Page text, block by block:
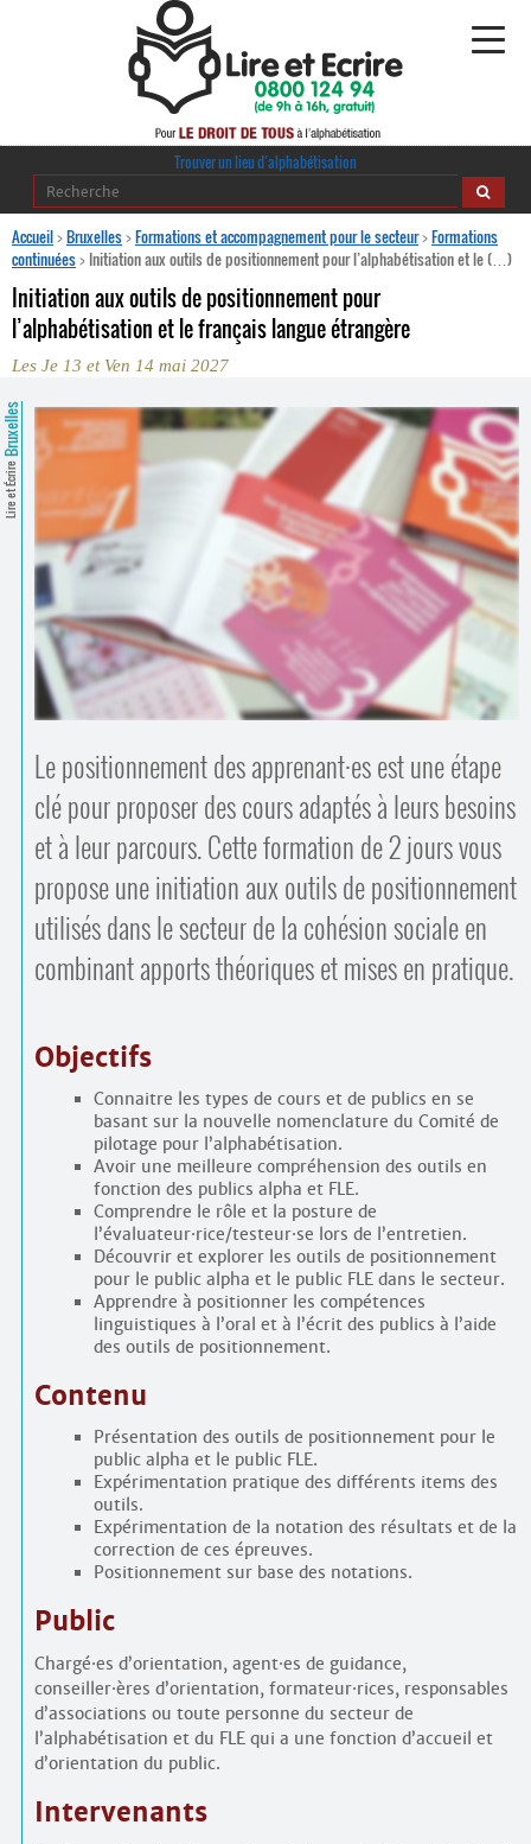
Alphabétisation
·
journaldelalpha.be
Ressources pédagogiques
Comprendre et parler
Bienvenue en Belgique
Espace presse
Contacts
Trouver un lieu d’alphabétisation
Trouver un lieu d’alphabétisation
Accueil>Bruxelles>Formations et accompagnement pour le secteur>Formations
continuées> Initiation aux outils de positionnement pour l’alphabétisation et le (…)
Initiation aux outils de positionnement pour
l’alphabétisation et le français langue étrangère
Les Je 13 et Ven 14 mai 2027
Lire et Écrire
Bruxelles
Le positionnement des apprenant·es est une étape
clé pour proposer des cours adaptés à leurs besoins
et à leur parcours. Cette formation de 2 jours vous
propose une initiation aux outils de positionnement
utilisés dans le secteur de la cohésion sociale en
combinant apports théoriques et mises en pratique.
Objectifs
Connaitre les types de cours et de publics en se
basant sur la nouvelle nomenclature du Comité de
pilotage pour l’alphabétisation.
Avoir une meilleure compréhension des outils en
fonction des publics alpha et FLE.
Comprendre le rôle et la posture de
l’évaluateur·rice/testeur·se lors de l’entretien.
Découvrir et explorer les outils de positionnement
pour le public alpha et le public FLE dans le secteur.
Apprendre à positionner les compétences
linguistiques à l’oral et à l’écrit des publics à l’aide
des outils de positionnement.
Contenu
Présentation des outils de positionnement pour le
public alpha et le public FLE.
Expérimentation pratique des différents items des
outils.
Expérimentation de la notation des résultats et de la
correction de ces épreuves.
Positionnement sur base des notations.
Public
Chargé·es d’orientation, agent·es de guidance,
conseiller·ères d’orientation, formateur·rices, responsables
d’associations ou toute personne du secteur de
l’alphabétisation et du FLE qui a une fonction d’accueil et
d’orientation du public.
Intervenants